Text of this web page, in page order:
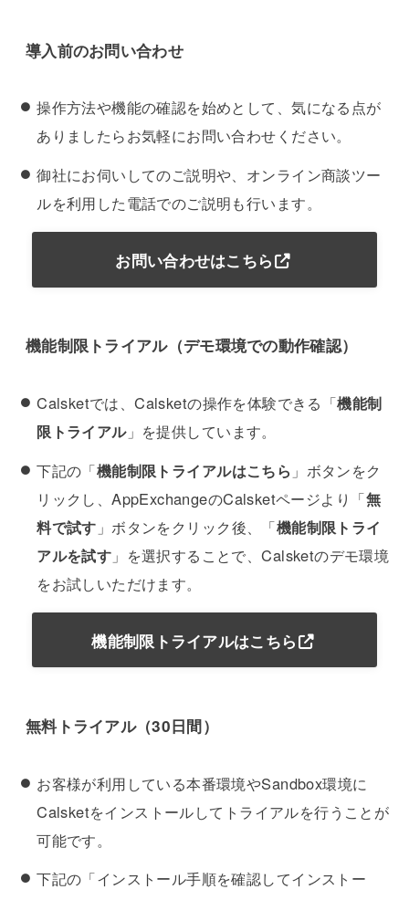
導入前のお問い合わせ
操作方法や機能の確認を始めとして、気になる点が
ありましたらお気軽にお問い合わせください。
御社にお伺いしてのご説明や、オンライン商談ツー
ルを利用した電話でのご説明も行います。
お問い合わせはこちら
機能制限トライアル（デモ環境での動作確認）
Calsketでは、Calsketの操作を体験できる「機能制
限トライアル」を提供しています。
下記の「機能制限トライアルはこちら 」ボタンをク
リックし、AppExchangeのCalsketページより「無
料で試す 」ボタンをクリック後、「機能制限トライ
アルを試す 」を選択することで、Calsketのデモ環境
をお試しいただけます。
機能制限トライアルはこちら
無料トライアル（30日間）
お客様が利用している本番環境やSandbox環境に
Calsketをインストールしてトライアルを行うことが
可能です。
下記の「インストール手順を確認してインストー